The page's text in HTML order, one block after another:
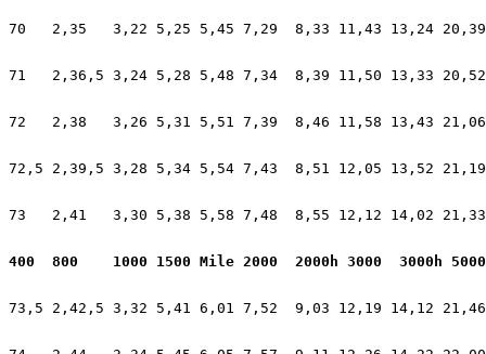
70   2,35   3,22 5,25 5,45 7,29  8,33 11,43 13,24
71   2,36,5 3,24 5,28 5,48 7,34  8,39 11,50 13,33
72   2,38   3,26 5,31 5,51 7,39  8,46 11,58 13,43
72,5 2,39,5 3,28 5,34 5,54 7,43  8,51 12,05 13,52
73   2,41   3,30 5,38 5,58 7,48  8,55 12,12 14,02
400  800    1000 1500 Mile 2000  2000h 3000  3000h
73,5 2,42,5 3,32 5,41 6,01 7,52  9,03 12,19 14,12